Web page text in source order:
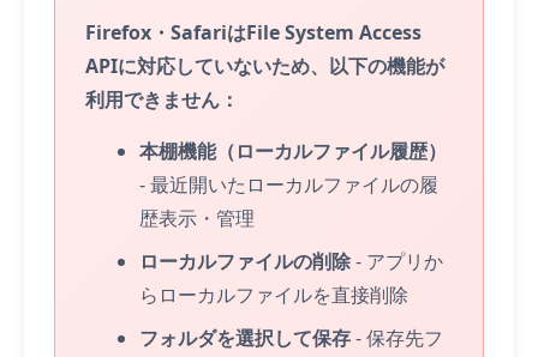
Firefox・SafariはFile System Access
APIに対応していないため、以下の機能が
利用できません：
本棚機能（ローカルファイル履歴）
- 最近開いたローカルファイルの履
歴表示・管理
ローカルファイルの削除- アプリか
らローカルファイルを直接削除
フォルダを選択して保存- 保存先フ